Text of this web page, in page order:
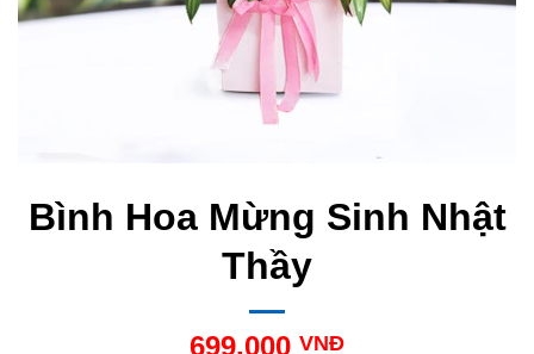
Bình Hoa Mừng Sinh Nhật
Thầy
699.000 VNĐ